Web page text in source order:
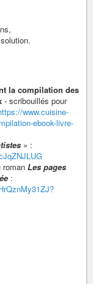
la compilation des
- scribouillés pour
www.cuisine-
ebook-livre-
» :
roman Les pages
: